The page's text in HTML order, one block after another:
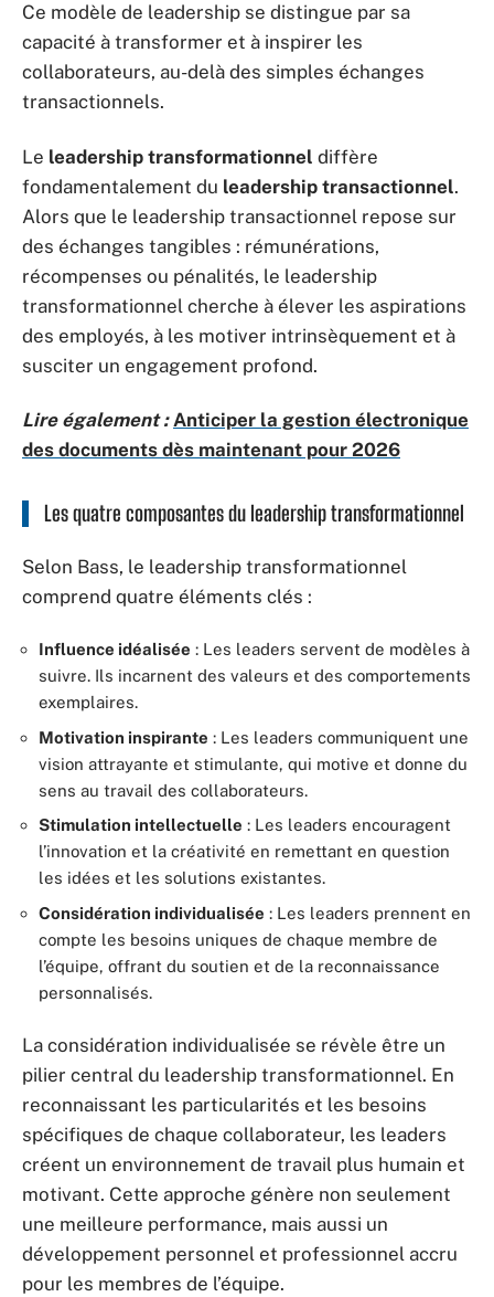
Ce modèle de leadership se distingue par sa
capacité à transformer et à inspirer les
collaborateurs, au-delà des simples échanges
transactionnels.
Le leadership transformationnel diffère
fondamentalement du leadership transactionnel.
Alors que le leadership transactionnel repose sur
des échanges tangibles : rémunérations,
récompenses ou pénalités, le leadership
transformationnel cherche à élever les aspirations
des employés, à les motiver intrinsèquement et à
susciter un engagement profond.
Lire également : Anticiper la gestion électronique
des documents dès maintenant pour 2026
Les quatre composantes du leadership transformationnel
Selon Bass, le leadership transformationnel
comprend quatre éléments clés :
Influence idéalisée : Les leaders servent de modèles à
suivre. Ils incarnent des valeurs et des comportements
exemplaires.
Motivation inspirante : Les leaders communiquent une
vision attrayante et stimulante, qui motive et donne du
sens au travail des collaborateurs.
Stimulation intellectuelle : Les leaders encouragent
l’innovation et la créativité en remettant en question
les idées et les solutions existantes.
Considération individualisée : Les leaders prennent en
compte les besoins uniques de chaque membre de
l’équipe, offrant du soutien et de la reconnaissance
personnalisés.
La considération individualisée se révèle être un
pilier central du leadership transformationnel. En
reconnaissant les particularités et les besoins
spécifiques de chaque collaborateur, les leaders
créent un environnement de travail plus humain et
motivant. Cette approche génère non seulement
une meilleure performance, mais aussi un
développement personnel et professionnel accru
pour les membres de l’équipe.